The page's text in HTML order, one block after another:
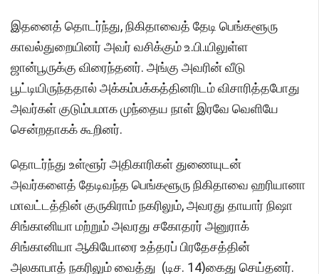
இதனைத் தொடர்ந்து, நிகிதாவைத் தேடி பெங்களூரு
காவல்துறையினர் அவர் வசிக்கும் உ.பி.யிலுள்ள
ஜான்பூருக்கு விரைந்தனர். அங்கு அவரின் வீடு
பூட்டியிருந்ததால் அக்கம்பக்கத்தினரிடம் விசாரித்தபோது
அவர்கள் குடும்பமாக முந்தைய நாள் இரவே வெளியே
சென்றதாகக் கூறினர்.
தொடர்ந்து உள்ளூர் அதிகாரிகள் துணையுடன்
அவர்களைத் தேடிவந்த பெங்களூரு நிகிதாவை ஹரியானா
மாவட்டத்தின் குருகிராம் நகரிலும், அவரது தாயார் நிஷா
சிங்கானியா மற்றும் அவரது சகோதரர் அனுராக்
சிங்கானியா ஆகியோரை உத்தரப் பிரதேசத்தின்
அலகாபாத் நகரிலும் வைத்து (டிச. 14)கைது செய்தனர்.